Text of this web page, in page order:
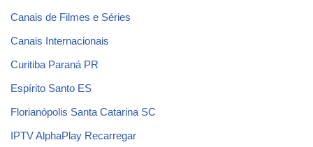
Canais de Filmes e Séries
Canais Internacionais
Curitiba Paraná PR
Espírito Santo ES
Florianópolis Santa Catarina SC
IPTV AlphaPlay Recarregar